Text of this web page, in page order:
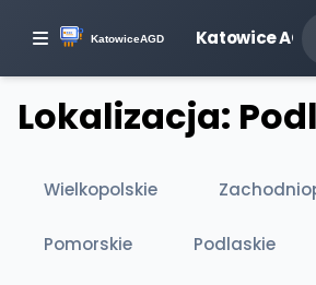
Katowice AGD
Lokalizacja:
Wielkopolskie
Pomorskie Podlaskie